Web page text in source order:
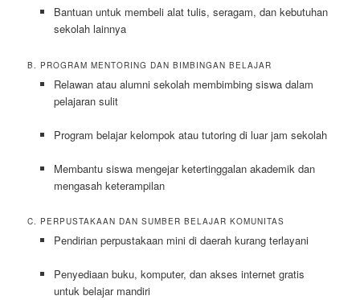
Bantuan untuk membeli alat tulis, seragam, dan kebutuhan
sekolah lainnya
B. PROGRAM MENTORING DAN BIMBINGAN BELAJAR
Relawan atau alumni sekolah membimbing siswa dalam
pelajaran sulit
Program belajar kelompok atau tutoring di luar jam sekolah
Membantu siswa mengejar ketertinggalan akademik dan
mengasah keterampilan
C. PERPUSTAKAAN DAN SUMBER BELAJAR KOMUNITAS
Pendirian perpustakaan mini di daerah kurang terlayani
Penyediaan buku, komputer, dan akses internet gratis
untuk belajar mandiri